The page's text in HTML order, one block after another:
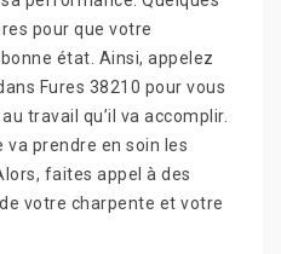
pour que votre
état. Ainsi, appelez
Fures 38210 pour vous
travail qu’il va accomplir.
prendre en soin les
faites appel à des
votre charpente et votre